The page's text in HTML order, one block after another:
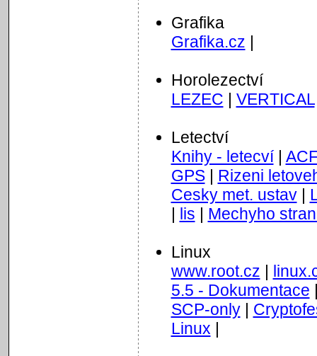
Grafika
Grafika.cz |
Horolezectví
LEZEC | VERTICAL
Letectví
Knihy - letecví|
GPS| Rizeni
Cesky met. ustav|
| lis | Mechyho
Linux
www.root.cz |
5.5 - Dokumentace
SCP-only|
Linux |